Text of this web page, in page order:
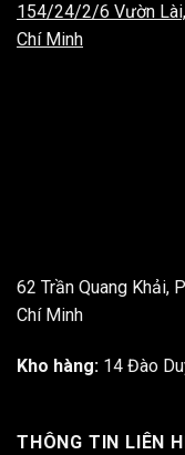
154/24/2/6 Vườn Lài,
Chí Minh
62 Trần Quang Khải,
Chí Minh
Kho hàng: 14 Đào
THÔNG TIN LIÊN